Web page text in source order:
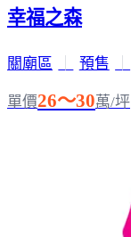
幸福之森
關廟區 預售
單價26～30萬/坪